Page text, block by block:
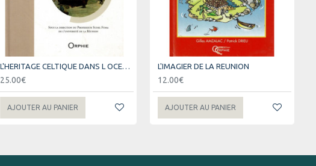
25.00€
AJOUTER AU PANIER
L'IMAGIER DE LA REUNION
12.00€
AJOUTER AU PANIER